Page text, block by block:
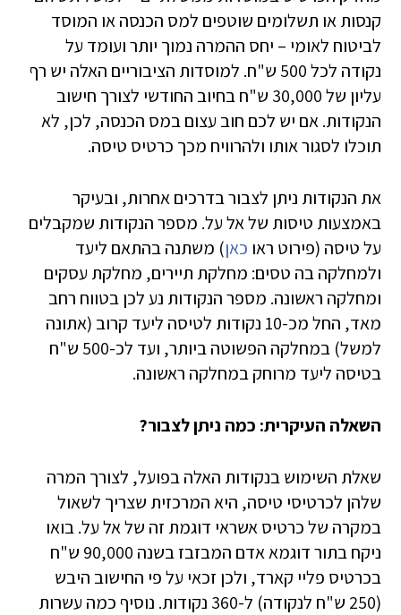
קנסות או תשלומים שוטפים למס הכנסה או המוסד
לביטוח לאומי – יחס ההמרה נמוך יותר ועומד על
נקודה לכל 500 ש"ח. למוסדות הציבוריים האלה יש רף
עליון של 30,000 ש"ח בחיוב החודשי לצורך חישוב
הנקודות. אם יש לכם חוב עצום במס הכנסה, לכן, לא
תוכלו לסגור אותו ולהרוויח מכך כרטיס טיסה.
את הנקודות ניתן לצבור בדרכים אחרות, ובעיקר
באמצעות טיסות של אל על. מספר הנקודות שמקבלים
על טיסה (פירוט ראו כאן) משתנה בהתאם ליעד
ולמחלקה בה טסים: מחלקת תיירים, מחלקת עסקים
ומחלקה ראשונה. מספר הנקודות נע לכן בטווח רחב
מאד, החל מכ-10 נקודות לטיסה ליעד קרוב (אתונה
למשל) במחלקה הפשוטה ביותר, ועד לכ-500 ש"ח
בטיסה ליעד מרוחק במחלקה ראשונה.
השאלה העיקרית: כמה ניתן לצבור?
שאלת השימוש בנקודות האלה בפועל, לצורך המרה
שלהן לכרטיסי טיסה, היא המרכזית שצריך לשאול
במקרה של כרטיס אשראי דוגמת זה של אל על. בואו
ניקח בתור דוגמא אדם המבזבז בשנה 90,000 ש"ח
בכרטיס פליי קארד, ולכן זכאי על פי החישוב היבש
(250 ש"ח לנקודה) ל-360 נקודות. נוסיף כמה עשרות